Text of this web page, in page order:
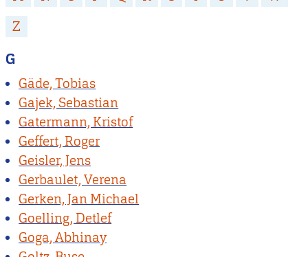
Z
G
Gäde, Tobias
Gajek, Sebastian
Gatermann, Kristof
Geffert, Roger
Geisler, Jens
Gerbaulet, Verena
Gerken, Jan Michael
Goelling, Detlef
Goga, Abhinay